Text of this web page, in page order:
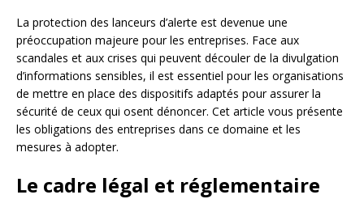
La protection des lanceurs d’alerte est devenue une
préoccupation majeure pour les entreprises. Face aux
scandales et aux crises qui peuvent découler de la divulgation
d’informations sensibles, il est essentiel pour les organisations
de mettre en place des dispositifs adaptés pour assurer la
sécurité de ceux qui osent dénoncer. Cet article vous présente
les obligations des entreprises dans ce domaine et les
mesures à adopter.
Le cadre légal et réglementaire